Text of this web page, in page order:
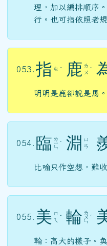
理，加以編排順序
行。也可指依照老
053. 指 ㄓ ˇ 鹿 ㄌ
ㄨ ˋ
明明是鹿卻說是馬
054. 臨 ㄌ
ㄧ
ㄣ
ˊ 淵 ㄩ
ㄢ
比喻只作空想，難
055. 美 ㄇ
ㄟ ˇ 輪 ㄌ
ㄨ
ㄣ
ˊ
輪：高大的樣子。